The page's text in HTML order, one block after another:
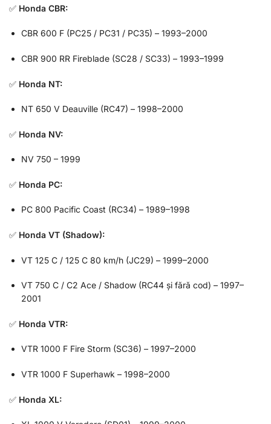
✅ Honda CBR:
CBR 600 F (PC25 / PC31 / PC35) – 1993–2000
CBR 900 RR Fireblade (SC28 / SC33) – 1993–1999
✅ Honda NT:
NT 650 V Deauville (RC47) – 1998–2000
✅ Honda NV:
NV 750 – 1999
✅ Honda PC:
PC 800 Pacific Coast (RC34) – 1989–1998
✅ Honda VT (Shadow):
VT 125 C / 125 C 80 km/h (JC29) – 1999–2000
VT 750 C / C2 Ace / Shadow (RC44 și fără cod) – 1997–
2001
✅ Honda VTR:
VTR 1000 F Fire Storm (SC36) – 1997–2000
VTR 1000 F Superhawk – 1998–2000
✅ Honda XL: